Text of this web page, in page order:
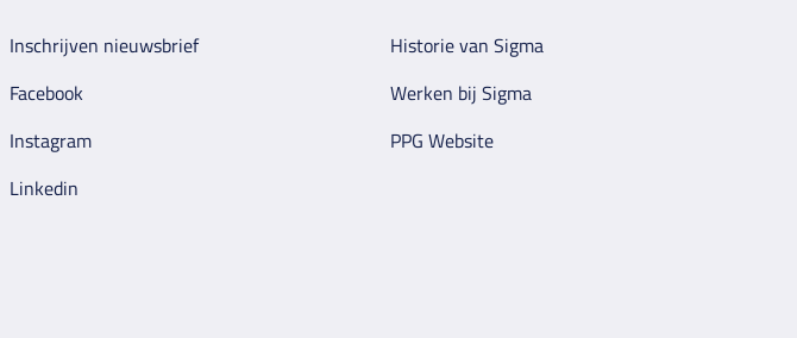
Inschrijven nieuwsbrief
Facebook
Instagram
Linkedin
Historie van Sigma
Werken bij Sigma
PPG Website